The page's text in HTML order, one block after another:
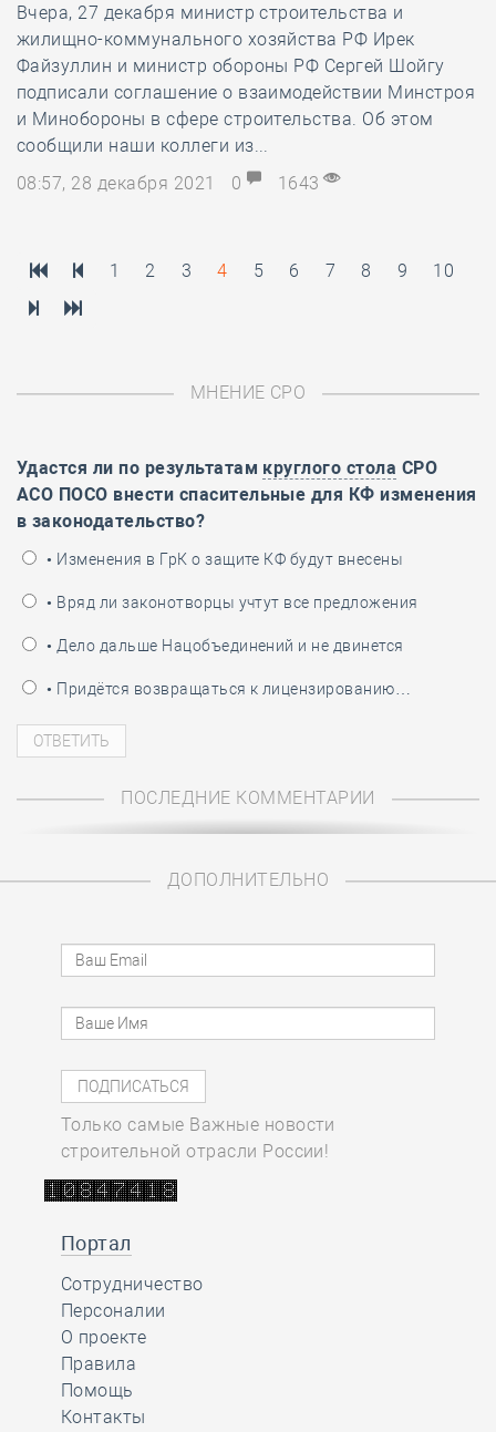
Вчера, 27 декабря министр строительства и
жилищно-коммунального хозяйства РФ Ирек
Файзуллин и министр обороны РФ Сергей Шойгу
подписали соглашение о взаимодействии Минстроя
и Минобороны в сфере строительства. Об этом
сообщили наши коллеги из...
08:57, 28 декабря 2021
0 1643
1 2 3 4 5 6 7 8 9 10
МНЕНИЕ СРО
Удастся ли по результатам круглого стола СРО
АСО ПОСО внести спасительные для КФ изменения
в законодательство?
• Изменения в ГрК о защите КФ будут внесены
• Вряд ли законотворцы учтут все предложения
• Дело дальше Нацобъединений и не двинется
• Придётся возвращаться к лицензированию…
ПОСЛЕДНИЕ КОММЕНТАРИИ
ДОПОЛНИТЕЛЬНО
Только самые Важные новости
строительной отрасли России!
Портал
Сотрудничество
Персоналии
О проекте
Правила
Помощь
Контакты